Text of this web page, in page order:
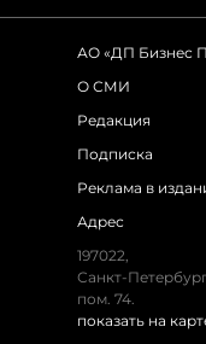
АО «ДП Бизнес
О СМИ
Редакция
Подписка
Реклама в
Адрес
197022,
Санкт-
пом. 74.
показать на